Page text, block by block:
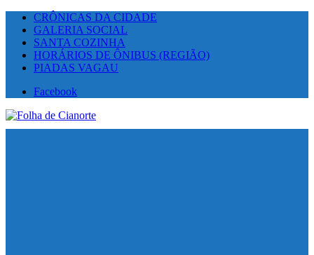
CRÔNICAS DA CIDADE
GALERIA SOCIAL
SANTA COZINHA
HORÁRIOS DE ÔNIBUS (REGIÃO)
PIADAS VAGAU
Facebook